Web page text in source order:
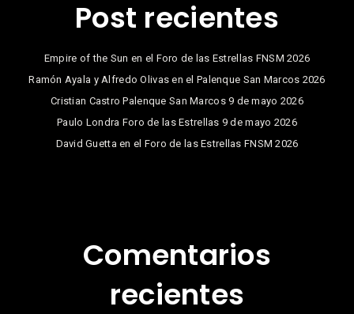
Post recientes
Empire of the Sun en el Foro de las Estrellas FNSM 2026
Ramón Ayala y Alfredo Olivas en el Palenque San Marcos 2026
Cristian Castro Palenque San Marcos 9 de mayo 2026
Paulo Londra Foro de las Estrellas 9 de mayo 2026
David Guetta en el Foro de las Estrellas FNSM 2026
Comentarios
recientes